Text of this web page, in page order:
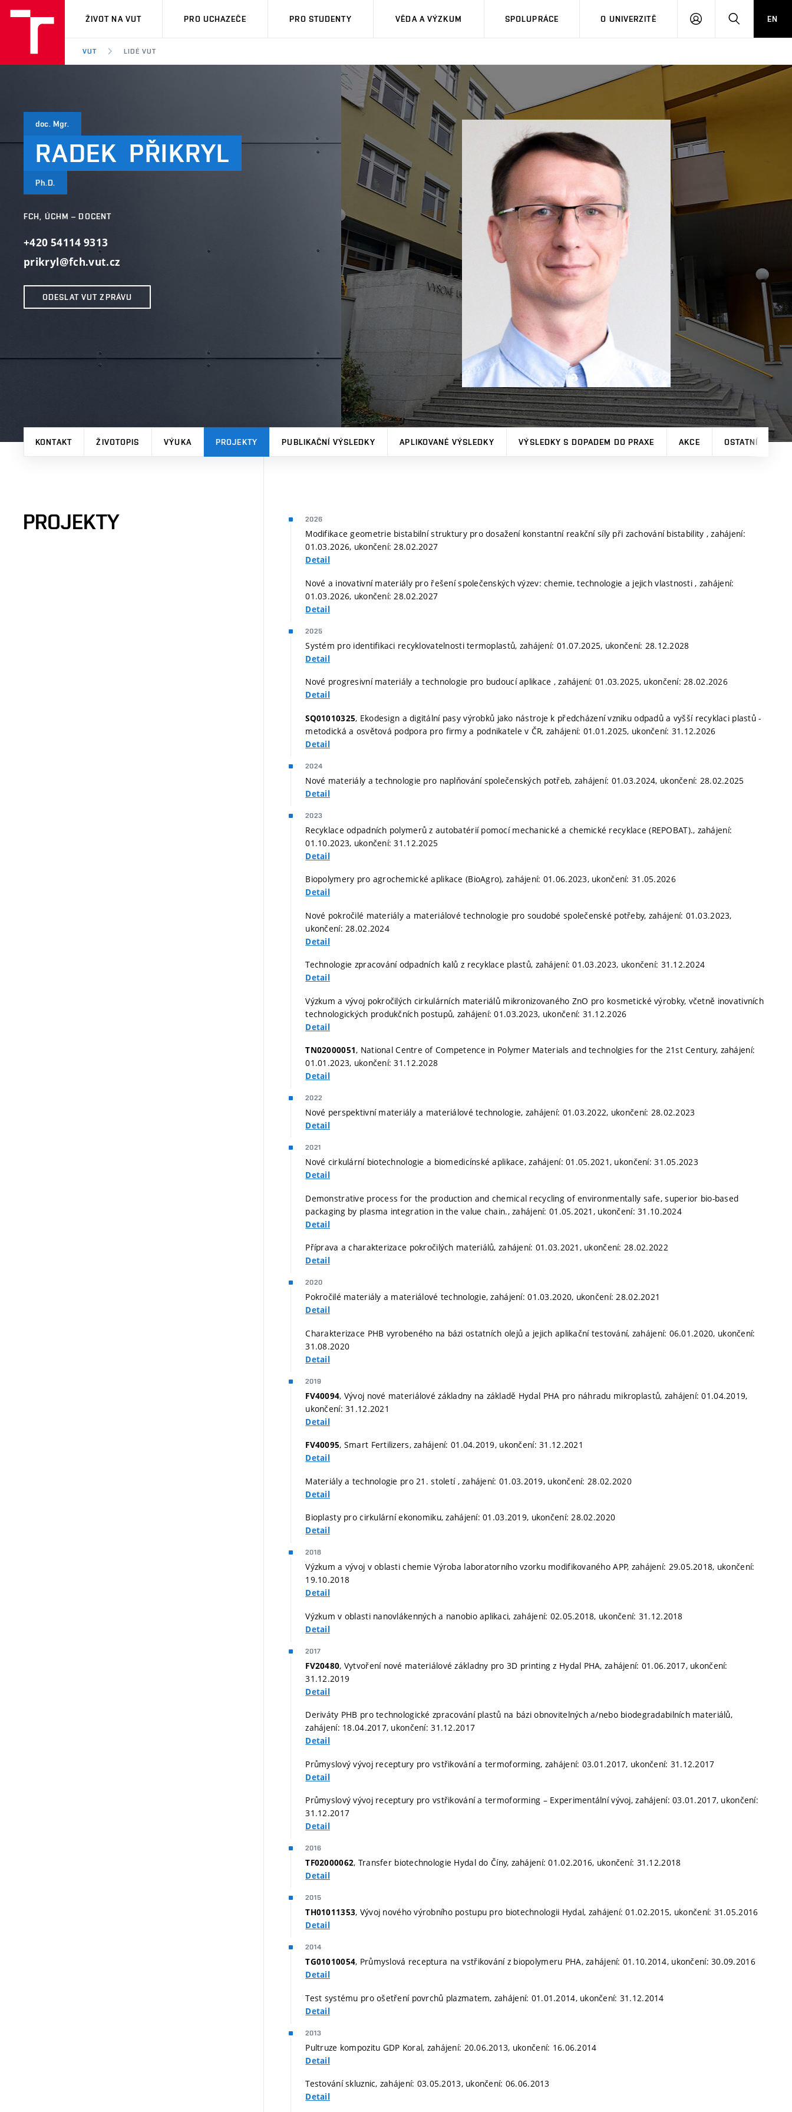
VUT
ŽIVOT NA VUT PRO UCHAZEČE PRO STUDENTY VĚDA A VÝZKUM SPOLUPRÁCE O UNIVERZITĚ
PŘIHLÁSIT HLEDATEN
VUT LIDÉ VUT
doc. Mgr.
RADEK PŘIKRYL
Ph.D.
FCH, ÚCHM – DOCENT
+420 54114 9313
prikryl@fch.vut.cz
ODESLAT VUT ZPRÁVU
KONTAKT ŽIVOTOPIS VÝUKA PROJEKTY PUBLIKAČNÍ VÝSLEDKY APLIKOVANÉ VÝSLEDKY VÝSLEDKY S DOPADEM DO PRAXE AKCE OSTATNÍ
PROJEKTY 2026
Modifikace geometrie bistabilní struktury pro dosažení konstantní reakční síly při zachování bistability , zahájení:
01.03.2026, ukončení: 28.02.2027
Detail
Nové a inovativní materiály pro řešení společenských výzev: chemie, technologie a jejich vlastnosti , zahájení:
01.03.2026, ukončení: 28.02.2027
Detail
2025
Systém pro identifikaci recyklovatelnosti termoplastů, zahájení: 01.07.2025, ukončení: 28.12.2028
Detail
Nové progresivní materiály a technologie pro budoucí aplikace , zahájení: 01.03.2025, ukončení: 28.02.2026
Detail
SQ01010325, Ekodesign a digitální pasy výrobků jako nástroje k předcházení vzniku odpadů a vyšší recyklaci plastů -
metodická a osvětová podpora pro firmy a podnikatele v ČR, zahájení: 01.01.2025, ukončení: 31.12.2026
Detail
2024
Nové materiály a technologie pro naplňování společenských potřeb, zahájení: 01.03.2024, ukončení: 28.02.2025
Detail
2023
Recyklace odpadních polymerů z autobatérií pomocí mechanické a chemické recyklace (REPOBAT)., zahájení:
01.10.2023, ukončení: 31.12.2025
Detail
Biopolymery pro agrochemické aplikace (BioAgro), zahájení: 01.06.2023, ukončení: 31.05.2026
Detail
Nové pokročilé materiály a materiálové technologie pro soudobé společenské potřeby, zahájení: 01.03.2023,
ukončení: 28.02.2024
Detail
Technologie zpracování odpadních kalů z recyklace plastů, zahájení: 01.03.2023, ukončení: 31.12.2024
Detail
Výzkum a vývoj pokročilých cirkulárních materiálů mikronizovaného ZnO pro kosmetické výrobky, včetně inovativních
technologických produkčních postupů, zahájení: 01.03.2023, ukončení: 31.12.2026
Detail
TN02000051, National Centre of Competence in Polymer Materials and technolgies for the 21st Century, zahájení:
01.01.2023, ukončení: 31.12.2028
Detail
2022
Nové perspektivní materiály a materiálové technologie, zahájení: 01.03.2022, ukončení: 28.02.2023
Detail
2021
Nové cirkulární biotechnologie a biomedicínské aplikace, zahájení: 01.05.2021, ukončení: 31.05.2023
Detail
Demonstrative process for the production and chemical recycling of environmentally safe, superior bio-based
packaging by plasma integration in the value chain., zahájení: 01.05.2021, ukončení: 31.10.2024
Detail
Příprava a charakterizace pokročilých materiálů, zahájení: 01.03.2021, ukončení: 28.02.2022
Detail
2020
Pokročilé materiály a materiálové technologie, zahájení: 01.03.2020, ukončení: 28.02.2021
Detail
Charakterizace PHB vyrobeného na bázi ostatních olejů a jejich aplikační testování, zahájení: 06.01.2020, ukončení:
31.08.2020
Detail
2019
FV40094, Vývoj nové materiálové základny na základě Hydal PHA pro náhradu mikroplastů, zahájení: 01.04.2019,
ukončení: 31.12.2021
Detail
FV40095, Smart Fertilizers, zahájení: 01.04.2019, ukončení: 31.12.2021
Detail
Materiály a technologie pro 21. století , zahájení: 01.03.2019, ukončení: 28.02.2020
Detail
Bioplasty pro cirkulární ekonomiku, zahájení: 01.03.2019, ukončení: 28.02.2020
Detail
2018
Výzkum a vývoj v oblasti chemie Výroba laboratorního vzorku modifikovaného APP, zahájení: 29.05.2018, ukončení:
19.10.2018
Detail
Výzkum v oblasti nanovlákenných a nanobio aplikaci, zahájení: 02.05.2018, ukončení: 31.12.2018
Detail
2017
FV20480, Vytvoření nové materiálové základny pro 3D printing z Hydal PHA, zahájení: 01.06.2017, ukončení:
31.12.2019
Detail
Deriváty PHB pro technologické zpracování plastů na bázi obnovitelných a/nebo biodegradabilních materiálů,
zahájení: 18.04.2017, ukončení: 31.12.2017
Detail
Průmyslový vývoj receptury pro vstřikování a termoforming, zahájení: 03.01.2017, ukončení: 31.12.2017
Detail
Průmyslový vývoj receptury pro vstřikování a termoforming – Experimentální vývoj, zahájení: 03.01.2017, ukončení:
31.12.2017
Detail
2016
TF02000062, Transfer biotechnologie Hydal do Číny, zahájení: 01.02.2016, ukončení: 31.12.2018
Detail
2015
TH01011353, Vývoj nového výrobního postupu pro biotechnologii Hydal, zahájení: 01.02.2015, ukončení: 31.05.2016
Detail
2014
TG01010054, Průmyslová receptura na vstřikování z biopolymeru PHA, zahájení: 01.10.2014, ukončení: 30.09.2016
Detail
Test systému pro ošetření povrchů plazmatem, zahájení: 01.01.2014, ukončení: 31.12.2014
Detail
2013
Pultruze kompozitu GDP Koral, zahájení: 20.06.2013, ukončení: 16.06.2014
Detail
Testování skluznic, zahájení: 03.05.2013, ukončení: 06.06.2013
Detail